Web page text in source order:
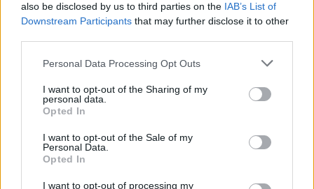
also be disclosed by us to third parties on the IAB’s List of
Downstream Participants that may further disclose it to other
Please note that this website/app uses one or more Google
not limited to your visit or usage behaviour. You may click to
grant or deny consent to Google and its third-party tags to
use your data for below specified purposes in below Google
consent section.
Personal Data Processing Opt Outs
I want to opt-out of the Sharing of my
personal data.
Opted In
I want to opt-out of the Sale of my
Personal Data.
Opted In
I want to opt-out of processing my
Molly Sims